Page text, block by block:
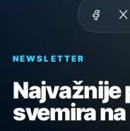
NEWSLETTER
Najvažnije
svemira